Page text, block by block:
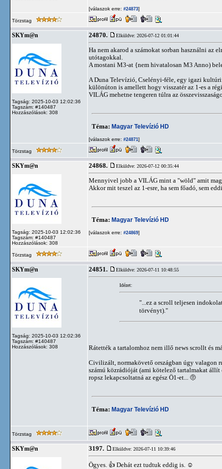
[válaszok erre: #24873]
Törzstag
SKYm@n
Tagság: 2025-10-03 12:02:36
Tagszám: #140487
Hozzászólások: 308
24870. Elküldve: 2026-07-12 01:01:44
Ha nem akarod a számokat sorban használni az
utótagokkal.
A mostani M3-at {nem hivatalosan M3 Anno)
A Duna Televízió, Cselényi-féle, egy igazi
különúton is amellett hogy visszatér az 1-es a
VILÁG mehetne tengeren túlra az
Téma: Magyar Televízió HD
[válaszok erre: #24871]
Törzstag
SKYm@n
Tagság: 2025-10-03 12:02:36
Tagszám: #140487
Hozzászólások: 308
24868. Elküldve: 2026-07-12 00:35:44
Mennyivel jobb a VILÁG mint a "wöld" amit
Akkor mit teszel az 1-esre, ha sem főadó, sem
Téma: Magyar Televízió HD
[válaszok erre: #24869]
Törzstag
SKYm@n
Tagság: 2025-10-03 12:02:36
Tagszám: #140487
Hozzászólások: 308
24851. Elküldve: 2026-07-11 10:48:55
Idézet:
"...ez a scroll teljesen
törvényt)."
Rátették a tartalomhoz nem illő news scrollt és
Civilizált, normakövető országban úgy valagon
számú közrádióját (ami kötelező tartalmakat
ropsz lekapcsoltatná az egész Ö1-et... 🤨
Téma: Magyar Televízió HD
Törzstag
SKYm@n 3197. Elküldve: 2026-07-11 10:39:46
Ögyes. 👍 Dehát ezt tudtuk eddig is. ☺️